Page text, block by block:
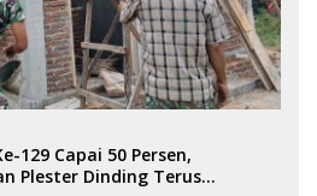
129 Capai 50 Persen,
Plester Dinding Terus